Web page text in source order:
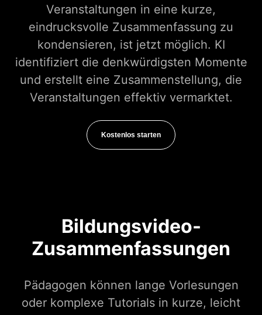
Veranstaltungen in eine kurze,
eindrucksvolle Zusammenfassung zu
kondensieren, ist jetzt möglich. KI
identifiziert die denkwürdigsten Momente
und erstellt eine Zusammenstellung, die
Veranstaltungen effektiv vermarktet.
Kostenlos starten
Bildungsvideo-
Zusammenfassungen
Pädagogen können lange Vorlesungen
oder komplexe Tutorials in kurze, leicht